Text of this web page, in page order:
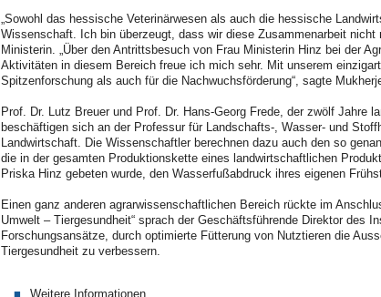
„Sowohl das hessische Veterinärwesen als auch die hessische
Wissenschaft. Ich bin überzeugt, dass wir diese Zusammenarbeit
Ministerin. „Über den Antrittsbesuch von Frau Ministerin Hinz bei der
Aktivitäten in diesem Bereich freue ich mich sehr. Mit unserem
Spitzenforschung als auch für die Nachwuchsförderung“, sagte
Prof. Dr. Lutz Breuer und Prof. Dr. Hans-Georg Frede, der zwölf Jahre
beschäftigen sich an der Professur für Landschafts-, Wasser- und
Landwirtschaft. Die Wissenschaftler berechnen dazu auch den so
die in der gesamten Produktionskette eines landwirtschaftlichen
Priska Hinz gebeten wurde, den Wasserfußabdruck ihres eigenen
Einen ganz anderen agrarwissenschaftlichen Bereich rückte im
Umwelt – Tiergesundheit“ sprach der Geschäftsführende Direktor des
Forschungsansätze, durch optimierte Fütterung von Nutztieren die
Tiergesundheit zu verbessern.
Weitere Informationen